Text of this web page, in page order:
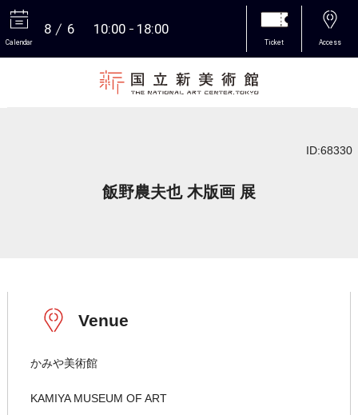
Calendar
8 6 10:00 18:00
Ticket Access
ID:68330
飯野農夫也 木版画 展
Venue
かみや美術館
KAMIYA MUSEUM OF ART